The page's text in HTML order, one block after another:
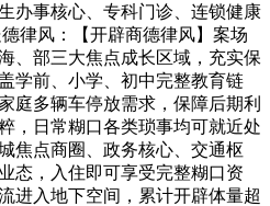
办事核心、专科门诊、连锁健康
律风：【开辟商德律风】案场
、部三大焦点成长区域，充实保
学前、小学、初中完整教育链
庭多辆车停放需求，保障后期利
，日常糊口各类琐事均可就近处
焦点商圈、政务核心、交通枢
态，入住即可享受完整糊口资
进入地下空间，累计开辟体量超